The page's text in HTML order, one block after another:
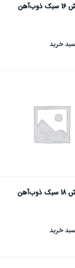
خرید
خرید